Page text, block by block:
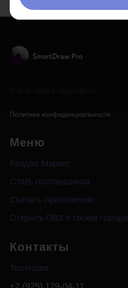
Политика конфиденциальности
Меню
Раздел Маркет
Стать поставщиком
Скачать приложение
Открыть ПВЗ в своем городе
Контакты
Телеграм
+7 (925) 179-04-11